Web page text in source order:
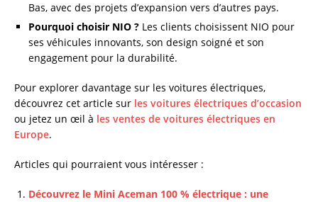
Bas, avec des projets d’expansion vers d’autres pays.
Pourquoi choisir NIO ? Les clients choisissent NIO pour
ses véhicules innovants, son design soigné et son
engagement pour la durabilité.
Pour explorer davantage sur les voitures électriques,
découvrez cet article sur les voitures électriques d’occasion
ou jetez un œil à les ventes de voitures électriques en
Europe.
Articles qui pourraient vous intéresser :
Découvrez le Mini Aceman 100 % électrique : une